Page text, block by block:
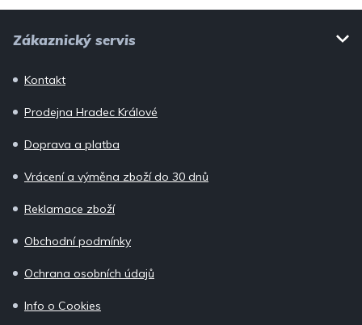
Zákaznický servis
Kontakt
Prodejna Hradec Králové
Doprava a platba
Vrácení a výměna zboží do 30 dnů
Reklamace zboží
Obchodní podmínky
Ochrana osobních údajů
Info o Cookies